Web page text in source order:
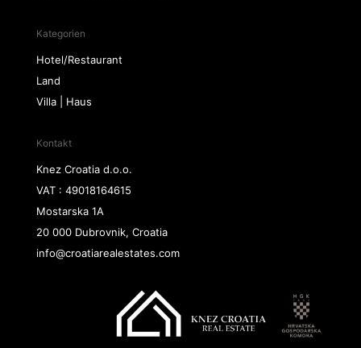
Kategorien
Hotel/Restaurant
Land
Villa | Haus
Kontakt
Knez Croatia d.o.o.
VAT : 49018164615
Mostarska 1A
20 000 Dubrovnik, Croatia
info@croatiarealestates.com